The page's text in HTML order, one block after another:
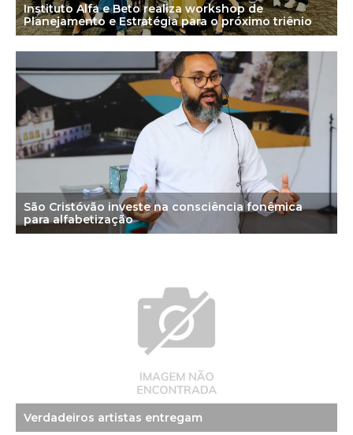
Instituto Alfa e Beto realiza workshop de
Planejamento e Estratégia para o próximo triênio
São Cristóvão investe na consciência fonêmica
para alfabetização
Verdadeiros artistas entregam